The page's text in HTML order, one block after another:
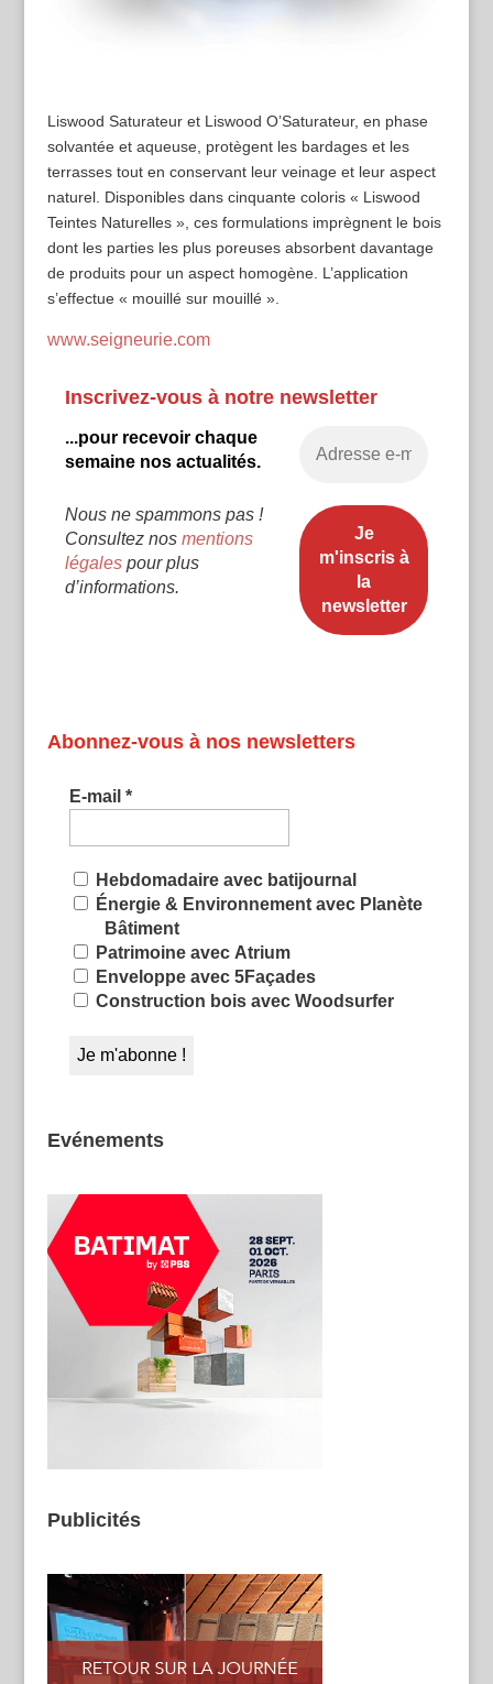
Liswood Saturateur et Liswood O’Saturateur, en phase
solvantée et aqueuse, protègent les bardages et les
terrasses tout en conservant leur veinage et leur aspect
naturel. Disponibles dans cinquante coloris « Liswood
Teintes Naturelles », ces formulations imprègnent le bois
dont les parties les plus poreuses absorbent davantage
de produits pour un aspect homogène. L’application
s’effectue « mouillé sur mouillé ».
www.seigneurie.com
Inscrivez-vous à notre newsletter
...pour recevoir chaque
semaine nos actualités.
Nous ne spammons pas !
Consultez nos mentions
légalespour plus
d’informations.
Abonnez-vous à nos newsletters
E-mail *
Hebdomadaire avec batijournal
Énergie & Environnement avec Planète
Bâtiment
Patrimoine avec Atrium
Enveloppe avec 5Façades
Construction bois avec Woodsurfer
Evénements
Publicités